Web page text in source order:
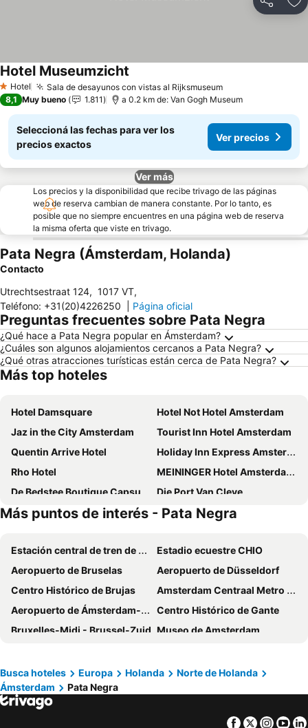
Compartir
1 Estrellas
Hotel Sala de desayunos con vistas al Rijksmuseum
Hotel Museumzicht
8,1 Muy bueno 1.811 a 0.2 km de: Van Gogh Museum
Seleccioná las fechas para ver los
precios exactos
Ver precios
Ver más
Los precios y la disponibilidad que recibe trivago de las páginas
web de reserva cambian de manera constante. Por lo tanto, es
posible que no siempre encuentres en una página web de reserva
la misma oferta que viste en trivago.
Pata Negra (Ámsterdam, Holanda)
Contacto
Utrechtsestraat 124, 1017 VT,
Teléfono: +31(20)4226250 Página oficial
Preguntas frecuentes sobre Pata Negra
¿Qué hace a Pata Negra popular en Ámsterdam?
¿Cuáles son algunos alojamientos cercanos a Pata Negra?
¿Qué otras atracciones turísticas están cerca de Pata Negra?
Más top hoteles
Hotel Damsquare
Hotel Not Hotel Amsterdam
Jaz in the City Amsterdam
Tourist Inn Hotel Amsterdam
Quentin Arrive Hotel
Holiday Inn Express Amsterdam - Arena Towers by IHG
Rho Hotel
MEININGER Hotel Amsterdam Amstel
De Bedstee Boutique Capsules
Die Port Van Cleve
ibis Amsterdam Centre Stopera
Westlake Hotels Amsterdam
Mercure Amsterdam Sloterdijk Station
MEININGER Hotel Amsterdam City West
Hotel Artemis Amsterdam
ibis Amsterdam Centre
Monet Garden Hotel Amsterdam
Avenue Hotel
Best Western Amsterdam
NH Amsterdam Noord
Apple Inn Hotel
Volkshotel
Royal Amsterdam Hotel
Holiday Inn Express Amsterdam - South By Ihg
Hotel Continental Amsterdam
easyHotel Amsterdam Arena Boulevard
Más puntos de interés - Pata Negra
Estación central de tren de Ámsterdam
Estadio ecuestre CHIO
Aeropuerto de Bruselas
Aeropuerto de Düsseldorf
Centro Histórico de Brujas
Amsterdam Centraal Metro Station
Aeropuerto de Ámsterdam-Schiphol
Centro Histórico de Gante
Bruxelles-Midi - Brussel-Zuid Museo de Amsterdam
Pata Negra
Estación central de Düsseldorf
Amstel Metro Station
Recinto para eventos Ziggo Dome
Busca hoteles Europa Holanda
Norte de Holanda
Ámsterdam
Pata Negra
Facebook
Twitter